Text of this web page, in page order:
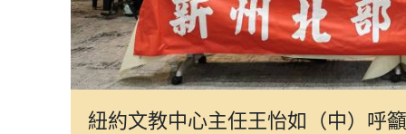
紐約文教中心主任王怡如（中）呼